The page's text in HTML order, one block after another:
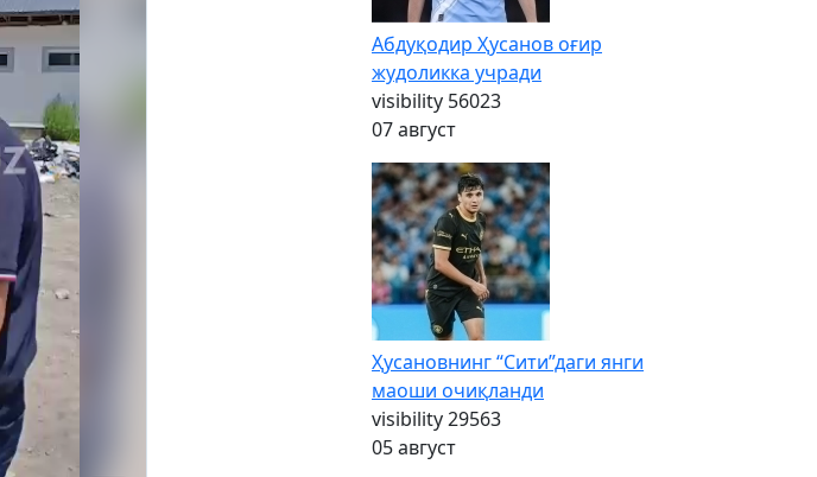
Абдуқодир Ҳусанов оғир
жудоликка учради
visibility 56023
07 август
Ҳусановнинг “Сити”даги янги
маоши очиқланди
visibility29563
05 август